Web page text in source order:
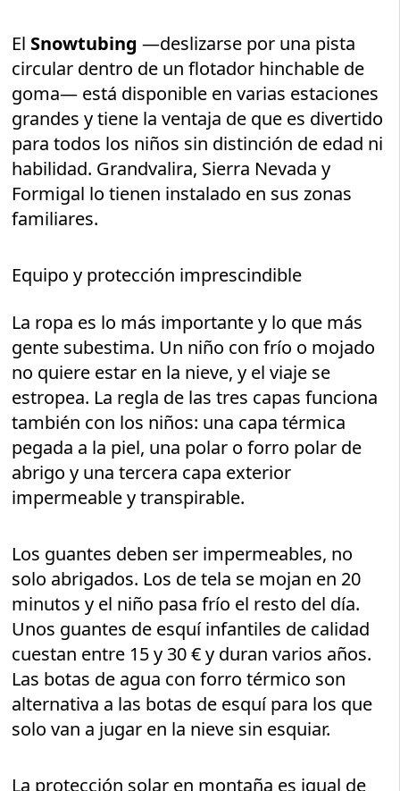
El Snowtubing —deslizarse por una pista
circular dentro de un flotador hinchable de
goma— está disponible en varias estaciones
grandes y tiene la ventaja de que es divertido
para todos los niños sin distinción de edad ni
habilidad. Grandvalira, Sierra Nevada y
Formigal lo tienen instalado en sus zonas
familiares.
Equipo y protección imprescindible
La ropa es lo más importante y lo que más
gente subestima. Un niño con frío o mojado
no quiere estar en la nieve, y el viaje se
estropea. La regla de las tres capas funciona
también con los niños: una capa térmica
pegada a la piel, una polar o forro polar de
abrigo y una tercera capa exterior
impermeable y transpirable.
Los guantes deben ser impermeables, no
solo abrigados. Los de tela se mojan en 20
minutos y el niño pasa frío el resto del día.
Unos guantes de esquí infantiles de calidad
cuestan entre 15 y 30 € y duran varios años.
Las botas de agua con forro térmico son
alternativa a las botas de esquí para los que
solo van a jugar en la nieve sin esquiar.
La protección solar en montaña es igual de